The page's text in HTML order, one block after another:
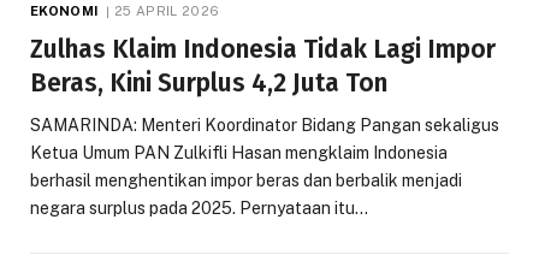
EKONOMI 25 APRIL 2026
Zulhas Klaim Indonesia Tidak Lagi Impor
Beras, Kini Surplus 4,2 Juta Ton
SAMARINDA: Menteri Koordinator Bidang Pangan sekaligus
Ketua Umum PAN Zulkifli Hasan mengklaim Indonesia
berhasil menghentikan impor beras dan berbalik menjadi
negara surplus pada 2025. Pernyataan itu…